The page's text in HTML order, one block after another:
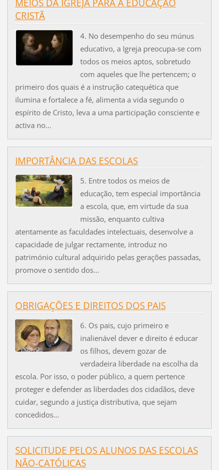
MEIOS DA IGREJA PARA A EDUCAÇÃO
CRISTÃ
4. No desempenho do seu múnus
educativo, a Igreja preocupa-se com
todos os meios aptos, sobretudo
com aqueles que lhe pertencem; o
primeiro dos quais é a instrução catequética que
ilumina e fortalece a fé, alimenta a vida segundo o
espírito de Cristo, leva a uma participação consciente e
activa no...
IMPORTÂNCIA DAS ESCOLAS
5. Entre todos os meios de
educação, tem especial importância
a escola, que, em virtude da sua
missão, enquanto cultiva
atentamente as faculdades intelectuais, desenvolve a
capacidade de julgar rectamente, introduz no
património cultural adquirido pelas gerações passadas,
promove o sentido dos...
OBRIGAÇÕES E DIREITOS DOS PAIS
6. Os pais, cujo primeiro e
inalienável dever e direito é educar
os filhos, devem gozar de
verdadeira liberdade na escolha da
escola. Por isso, o poder público, a quem pertence
proteger e defender as liberdades dos cidadãos, deve
cuidar, segundo a justiça distributiva, que sejam
concedidos...
SOLICITUDE PELOS ALUNOS DAS ESCOLAS
NÃO-CATÓLICAS